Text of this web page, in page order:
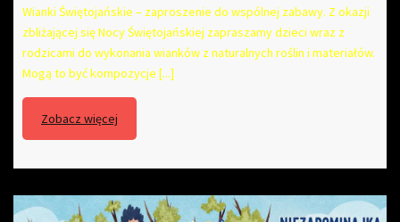
Wianki Świętojańskie – zaproszenie do wspólnej zabawy. Z okazji
zbliżającej się Nocy Świętojańskiej zapraszamy dzieci wraz z
rodzicami do wykonania wianków z naturalnych roślin i materiałów.
Mogą to być kompozycje [...]
Zobacz więcej